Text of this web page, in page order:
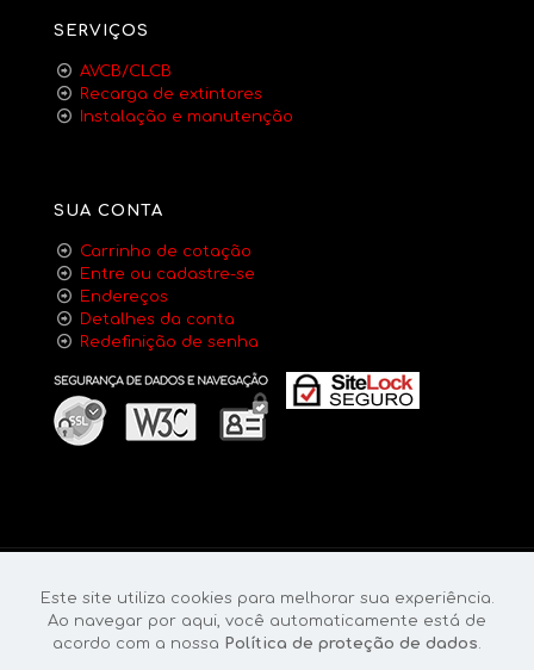
SERVIÇOS
AVCB/CLCB
Recarga de extintores
Instalação e manutenção
SUA CONTA
Carrinho de cotação
Entre ou cadastre-se
Endereços
Detalhes da conta
Redefinição de senha
© 2023 Grupo Gilfire | Todos os direitos reservados.
Este site utiliza cookies para melhorar sua experiência.
Ao navegar por aqui, você automaticamente está de
acordo com a nossa Política de proteção de dados.